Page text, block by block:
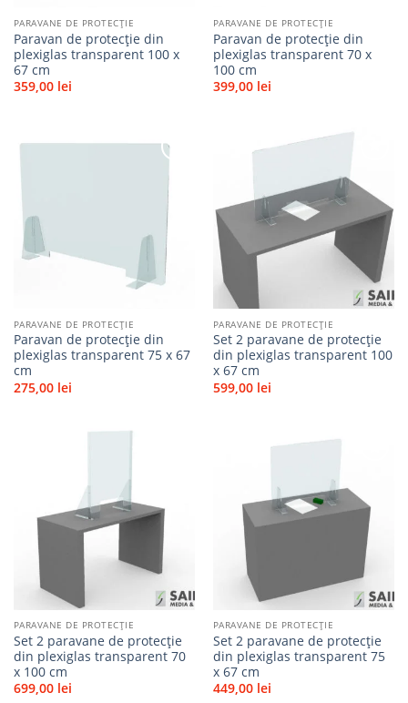
PARAVANE DE PROTECȚIE
Paravan de protecție din
plexiglas transparent 100 x
67 cm
359,00 lei
PARAVANE DE PROTECȚIE
Paravan de protecție din
plexiglas transparent 70 x
100 cm
399,00 lei
favorite
PARAVANE DE PROTECȚIE
Paravan de protecție din
plexiglas transparent 75 x 67
cm
275,00 lei
Adaugă
la
favorite
PARAVANE DE PROTECȚIE
Set 2 paravane de protecție
din plexiglas transparent 100
x 67 cm
599,00 lei
Adaugă
la
favorite
PARAVANE DE PROTECȚIE
Set 2 paravane de protecție
din plexiglas transparent 70
x 100 cm
699,00 lei
Adaugă
la
favorite
PARAVANE DE PROTECȚIE
Set 2 paravane de protecție
din plexiglas transparent 75
x 67 cm
449,00 lei